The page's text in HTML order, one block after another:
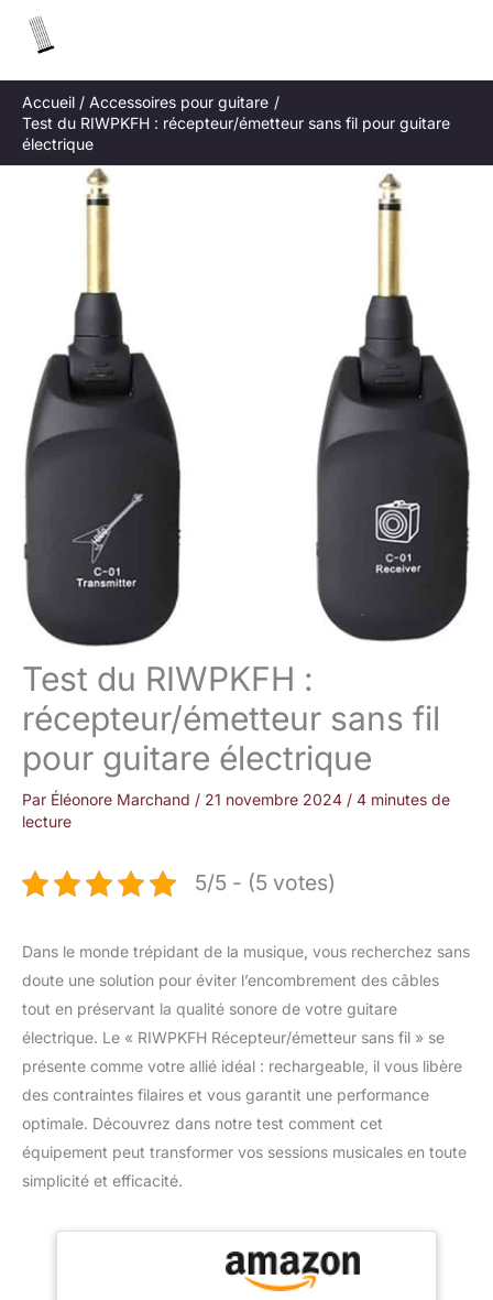
Accueil
Accessoires pour guitare
Test du RIWPKFH : récepteur/émetteur sans fil pour guitare
électrique
Test du RIWPKFH :
récepteur/émetteur sans fil
pour guitare électrique
Par Éléonore Marchand / 21 novembre 2024 / 4 minutes de
lecture
5/5 - (5 votes)
Dans le monde trépidant de la musique, vous recherchez sans
doute une solution pour éviter l’encombrement des câbles
tout en préservant la qualité sonore de votre guitare
électrique. Le « RIWPKFH Récepteur/émetteur sans fil » se
présente comme votre allié idéal : rechargeable, il vous libère
des contraintes filaires et vous garantit une performance
optimale. Découvrez dans notre test comment cet
équipement peut transformer vos sessions musicales en toute
simplicité et efficacité.
h
e
r